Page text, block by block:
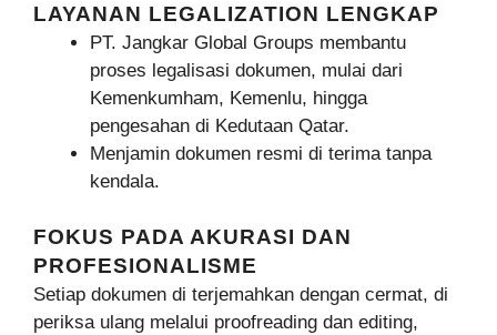
LAYANAN LEGALIZATION LENGKAP
PT. Jangkar Global Groups membantu
proses legalisasi dokumen, mulai dari
Kemenkumham, Kemenlu, hingga
pengesahan di Kedutaan Qatar.
Menjamin dokumen resmi di terima tanpa
kendala.
FOKUS PADA AKURASI DAN
PROFESIONALISME
Setiap dokumen di terjemahkan dengan cermat, di
periksa ulang melalui proofreading dan editing,